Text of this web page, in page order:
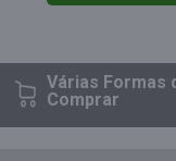
Várias Formasde
Comprar